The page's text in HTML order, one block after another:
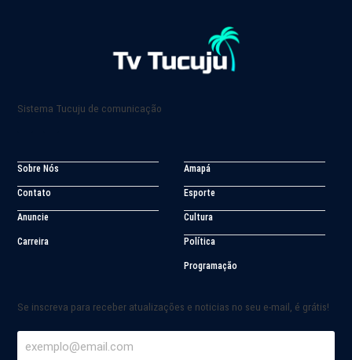
Sistema Tucuju de comunicação
Sobre Nós
Contato
Anuncie
Carreira
Amapá
Esporte
Cultura
Política
Programação
Se inscreva para receber atualizações e noticias no seu e-mail, é grátis!